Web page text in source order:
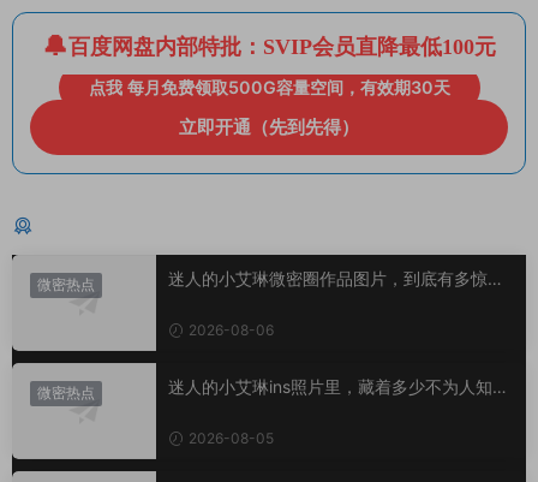
百度网盘内部特批：SVIP会员直降最低100元
点我 每月免费领取500G容量空间，有效期30天
立即开通（先到先得）
微密热点
迷人的小艾琳微密圈作品图片，到底有多惊
2026-08-06
微密热点
迷人的小艾琳ins照片里，藏着多少不为人知的
2026-08-05